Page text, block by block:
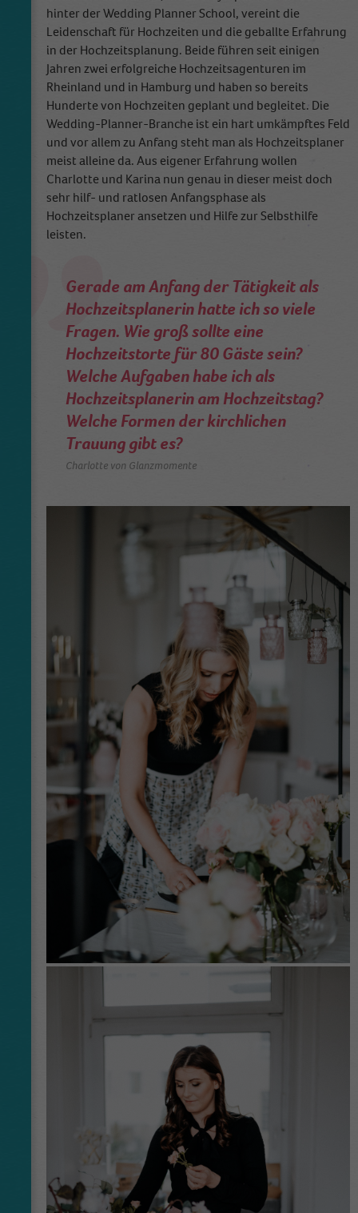
hinter der Wedding Planner School, vereint die
Leidenschaft für Hochzeiten und die geballte Erfahrung
in der Hochzeitsplanung. Beide führen seit einigen
Jahren zwei erfolgreiche Hochzeitsagenturen im
Rheinland und in Hamburg und haben so bereits
Hunderte von Hochzeiten geplant und begleitet. Die
Wedding-Planner-Branche ist ein hart umkämpftes Feld
und vor allem zu Anfang steht man als Hochzeitsplaner
meist alleine da. Aus eigener Erfahrung wollen
Charlotte und Karina nun genau in dieser meist doch
sehr hilf- und ratlosen Anfangsphase als
Hochzeitsplaner ansetzen und Hilfe zur Selbsthilfe
leisten.
Gerade am Anfang der Tätigkeit als
Hochzeitsplanerin hatte ich so viele
Fragen. Wie groß sollte eine
Hochzeitstorte für 80 Gäste sein?
Welche Aufgaben habe ich als
Hochzeitsplanerin am Hochzeitstag?
Welche Formen der kirchlichen
Trauung gibt es?
Charlotte von Glanzmomente